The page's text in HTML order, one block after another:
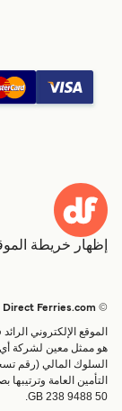
إظهار خريطة
البلدان
خدمات الزبائن
الباحث عن الرحلات
تذاكر العبّارة
© Direct Ferries.com
الموقع الإلكتروني
هو ممثل معين لشركة
التأمين العامة
GB 238 9488 50.